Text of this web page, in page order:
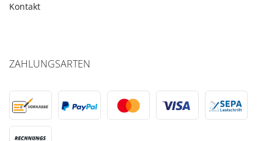
Kontakt
ZAHLUNGSARTEN